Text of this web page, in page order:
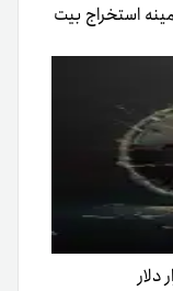
استخراج بیت